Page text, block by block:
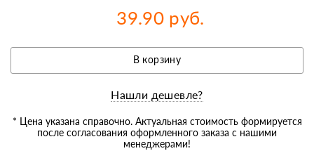
39.90 руб.
В корзину
Нашли дешевле?
* Цена указана справочно. Актуальная стоимость формируется
после согласования оформленного заказа с нашими
менеджерами!